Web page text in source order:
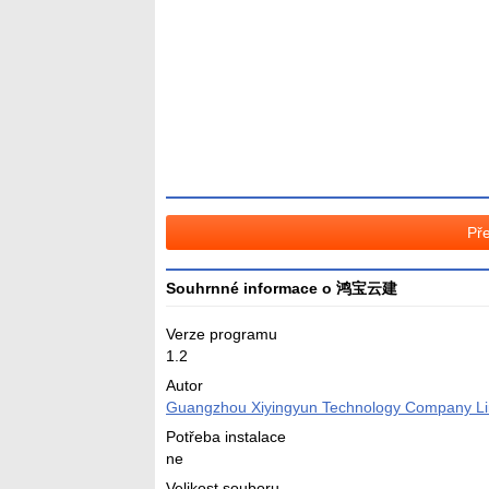
Souhrnné informace o 鸿宝云建
Verze programu
1.2
Autor
Guangzhou Xiyingyun Technology Company
Potřeba instalace
ne